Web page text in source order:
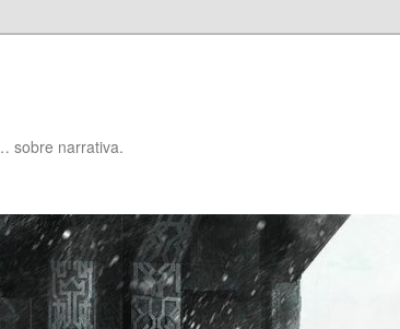
sobre narrativa.